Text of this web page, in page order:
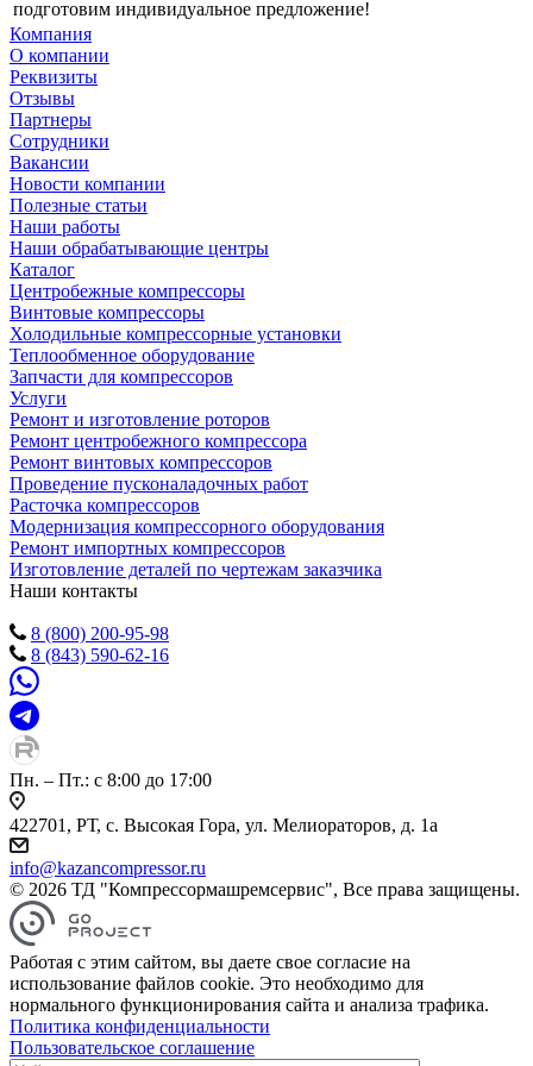
подготовим индивидуальное предложение!
Компания
О компании
Реквизиты
Отзывы
Партнеры
Сотрудники
Вакансии
Новости компании
Полезные статьи
Наши работы
Наши обрабатывающие центры
Каталог
Центробежные компрессоры
Винтовые компрессоры
Холодильные компрессорные установки
Теплообменное оборудование
Запчасти для компрессоров
Услуги
Ремонт и изготовление роторов
Ремонт центробежного компрессора
Ремонт винтовых компрессоров
Проведение пусконаладочных работ
Расточка компрессоров
Модернизация компрессорного оборудования
Ремонт импортных компрессоров
Изготовление деталей по чертежам заказчика
Наши контакты
8 (800) 200-95-98
8 (843) 590-62-16
Пн. – Пт.: с 8:00 до 17:00
422701, РТ, с. Высокая Гора, ул. Мелиораторов, д. 1а
info@kazancompressor.ru
© 2026 ТД "Компрессормашремсервис", Все права защищены.
Работая с этим сайтом, вы даете свое согласие на
использование файлов cookie. Это необходимо для
нормального функционирования сайта и анализа трафика.
Политика конфиденциальности
Пользовательское соглашение